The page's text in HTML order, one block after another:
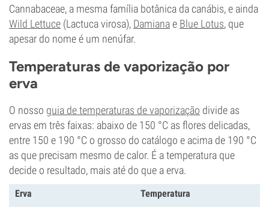
Cannabaceae, a mesma família botânica da canábis, e ainda
Wild Lettuce (Lactuca virosa), Damianae Blue Lotus, que
apesar do nome é um nenúfar.
Temperaturas de vaporização por
erva
O nosso guia de temperaturas de vaporização divide as
ervas em três faixas: abaixo de 150 °C as flores delicadas,
entre 150 e 190 °C o grosso do catálogo e acima de 190 °C
as que precisam mesmo de calor. É a temperatura que
decide o resultado, mais até do que a erva.
Erva
Temperatura